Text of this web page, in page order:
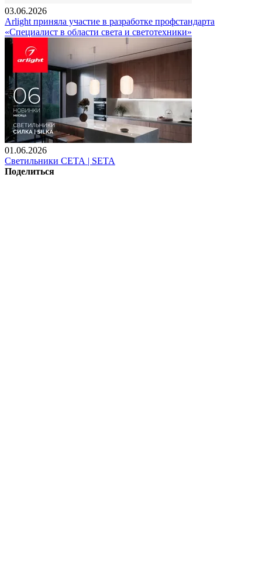
03.06.2026
Arlight приняла участие в разработке профстандарта
«Специалист в области света и светотехники»
01.06.2026
Светильники СЕТА | SETA
Поделиться